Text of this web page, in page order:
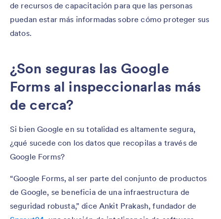
de recursos de capacitación para que las personas
puedan estar más informadas sobre cómo proteger sus
datos.
¿Son seguras las Google
Forms al inspeccionarlas más
de cerca?
Si bien Google en su totalidad es altamente segura,
¿qué sucede con los datos que recopilas a través de
Google Forms?
“Google Forms, al ser parte del conjunto de productos
de Google, se beneficia de una infraestructura de
seguridad robusta,” dice Ankit Prakash, fundador de